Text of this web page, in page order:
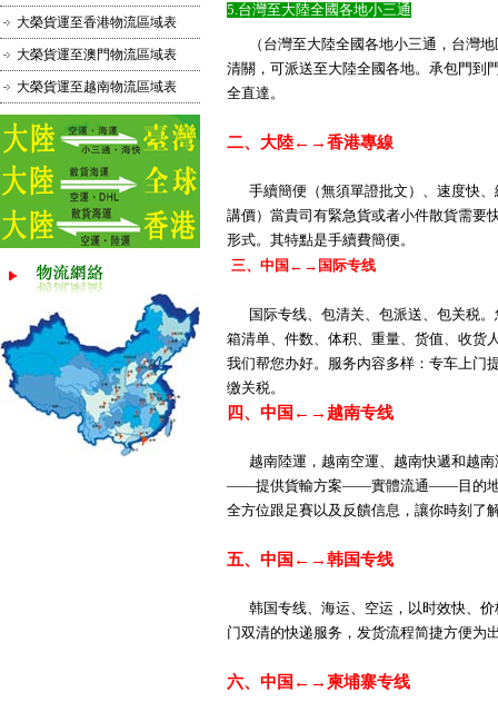
大榮貨運至香港物流區域表
大榮貨運至澳門物流區域表
大榮貨運至越南物流區域表
5.台灣至大陸全國各地小三通
（台灣至大陸全國各地小三通，台灣
清關，可派送至大陸全國各地。承包門到
全直達。
二、大陸←→香港專線
手續簡便（無須單證批文）、速度快
講價）當貴司有緊急貨或者小件散貨需要
形式。其特點是手續費簡便。
三、中国←→国际专线
国际专线、包清关、包派送、包关税
箱清单、件数、体积、重量、货值、收货
我们帮您办好。服务内容多样：专车上门
缴关税。
四、中国←→越南专线
越南陸運，越南空運、越南快遞和越
——提供貨輸方案——實體流通——目的
全方位跟足賽以及反饋信息，讓你時刻了
五、中国←→韩国专线
韩国专线、海运、空运，以时效快、
门双清的快递服务，发货流程简捷方便为
六、中国←→柬埔寨专线